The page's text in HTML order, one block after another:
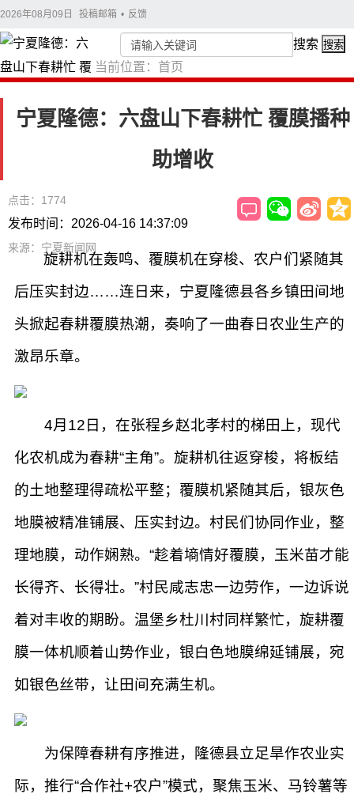
2026年08月09日 投稿邮箱 • 反馈
当前位置： 首页
搜索 搜索
宁夏隆德：六盘山下春耕忙 覆膜播种
助增收
点击：1774
发布时间：2026-04-16 14:37:09
来源：宁夏新闻网
旋耕机在轰鸣、覆膜机在穿梭、农户们紧随其
后压实封边……连日来，宁夏隆德县各乡镇田间地
头掀起春耕覆膜热潮，奏响了一曲春日农业生产的
激昂乐章。
4月12日，在张程乡赵北孝村的梯田上，现代
化农机成为春耕“主角”。旋耕机往返穿梭，将板结
的土地整理得疏松平整；覆膜机紧随其后，银灰色
地膜被精准铺展、压实封边。村民们协同作业，整
理地膜，动作娴熟。“趁着墒情好覆膜，玉米苗才能
长得齐、长得壮。”村民咸志忠一边劳作，一边诉说
着对丰收的期盼。温堡乡杜川村同样繁忙，旋耕覆
膜一体机顺着山势作业，银白色地膜绵延铺展，宛
如银色丝带，让田间充满生机。
为保障春耕有序推进，隆德县立足旱作农业实
际，推行“合作社+农户”模式，聚焦玉米、马铃薯等